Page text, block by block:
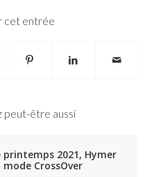
cet entrée
peut-être aussi
printemps 2021, Hymer
CrossOver